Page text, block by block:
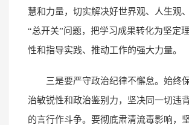
慧和力量，切实解决好世界观、人生观
“总开关”问题，把学习成果转化为坚定
性和指导实践、推动工作的强大力量。
三是要严守政治纪律不懈怠。始终
治敏锐性和政治鉴别力，坚决同一切违
的言行作斗争。要彻底肃清流毒影响，